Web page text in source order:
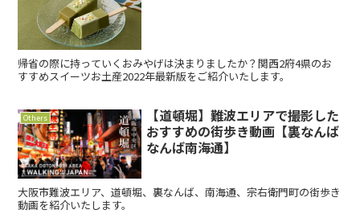
帰省の際に持っていくおみやげは決まりましたか？関西2府4県のお
すすめスイーツお土産2022年最新版をご紹介いたします。
Others
【道頓堀】難波エリアで撮影した
おすすめの街歩き動画【裏なんば
なんば南海通】
大阪市難波エリア、道頓堀、裏なんば、南海通、宗右衛門町の街歩き
動画を紹介いたします。